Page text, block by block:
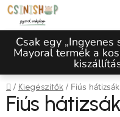
Ugrás a fő tartalomhoz
Csak egy
Mayoral termék a
Kezdőlap
/ Kiegészítők / Fiús
Fiús